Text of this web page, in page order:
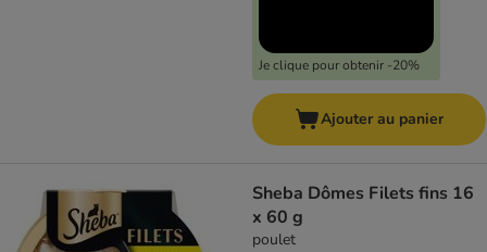
Je clique pour obtenir -20%
Ajouter au panier
Sheba Dômes Filets fins 16
x 60 g
poulet